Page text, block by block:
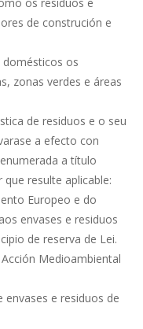
de construción e
os
zonas verdes e áreas
de residuos e o seu
a efecto con
a título
resulte aplicable:
Europeo e do
envases e residuos
de reserva de Lei.
Medioambiental
e residuos de